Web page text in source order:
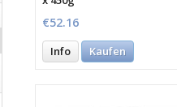
€52.16
Info Kaufen